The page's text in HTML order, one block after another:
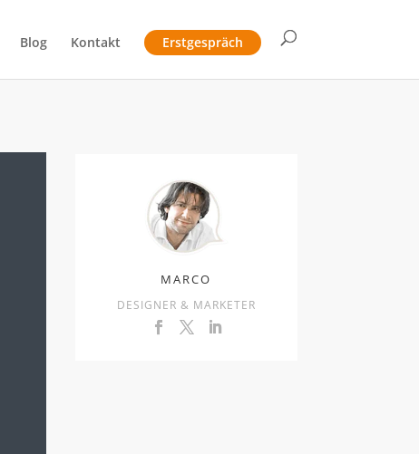
Blog Kontakt Erstgespräch
MARCO
DESIGNER & MARKETER